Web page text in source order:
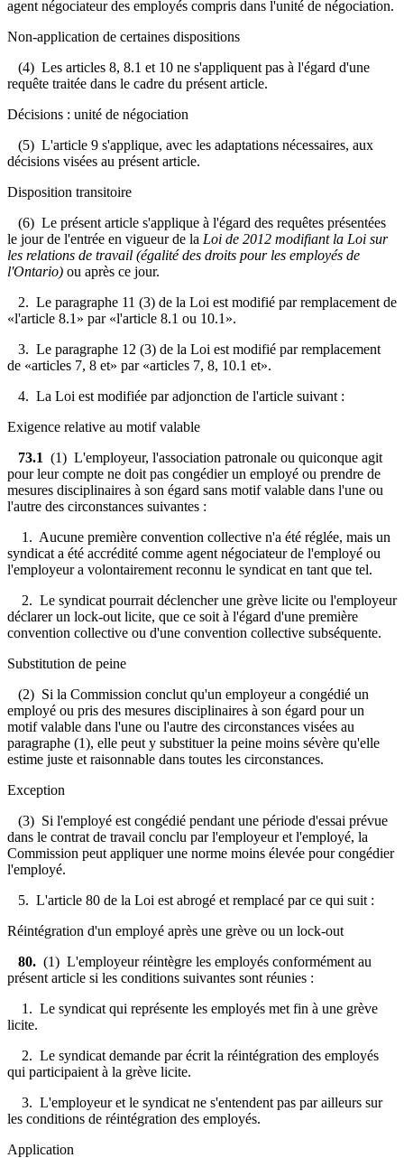
agent négociateur des employés compris dans l'unité de négociation.
Non-application de certaines dispositions
(4) Les articles 8, 8.1 et 10 ne s'appliquent pas à l'égard d'une
requête traitée dans le cadre du présent article.
Décisions : unité de négociation
(5) L'article 9 s'applique, avec les adaptations nécessaires, aux
décisions visées au présent article.
Disposition transitoire
(6) Le présent article s'applique à l'égard des requêtes présentées
le jour de l'entrée en vigueur de la Loi de 2012 modifiant la Loi sur
les relations de travail (égalité des droits pour les employés de
l'Ontario) ou après ce jour.
2. Le paragraphe 11 (3) de la Loi est modifié par remplacement de
«l'article 8.1» par «l'article 8.1 ou 10.1».
3. Le paragraphe 12 (3) de la Loi est modifié par remplacement
de «articles 7, 8 et» par «articles 7, 8, 10.1 et».
4. La Loi est modifiée par adjonction de l'article suivant :
Exigence relative au motif valable
73.1 (1) L'employeur, l'association patronale ou quiconque agit
pour leur compte ne doit pas congédier un employé ou prendre de
mesures disciplinaires à son égard sans motif valable dans l'une ou
l'autre des circonstances suivantes :
1. Aucune première convention collective n'a été réglée, mais un
syndicat a été accrédité comme agent négociateur de l'employé ou
l'employeur a volontairement reconnu le syndicat en tant que tel.
2. Le syndicat pourrait déclencher une grève licite ou l'employeur
déclarer un lock-out licite, que ce soit à l'égard d'une première
convention collective ou d'une convention collective subséquente.
Substitution de peine
(2) Si la Commission conclut qu'un employeur a congédié un
employé ou pris des mesures disciplinaires à son égard pour un
motif valable dans l'une ou l'autre des circonstances visées au
paragraphe (1), elle peut y substituer la peine moins sévère qu'elle
estime juste et raisonnable dans toutes les circonstances.
Exception
(3) Si l'employé est congédié pendant une période d'essai prévue
dans le contrat de travail conclu par l'employeur et l'employé, la
Commission peut appliquer une norme moins élevée pour congédier
l'employé.
5. L'article 80 de la Loi est abrogé et remplacé par ce qui suit :
Réintégration d'un employé après une grève ou un lock-out
80. (1) L'employeur réintègre les employés conformément au
présent article si les conditions suivantes sont réunies :
1. Le syndicat qui représente les employés met fin à une grève
licite.
2. Le syndicat demande par écrit la réintégration des employés
qui participaient à la grève licite.
3. L'employeur et le syndicat ne s'entendent pas par ailleurs sur
les conditions de réintégration des employés.
Application